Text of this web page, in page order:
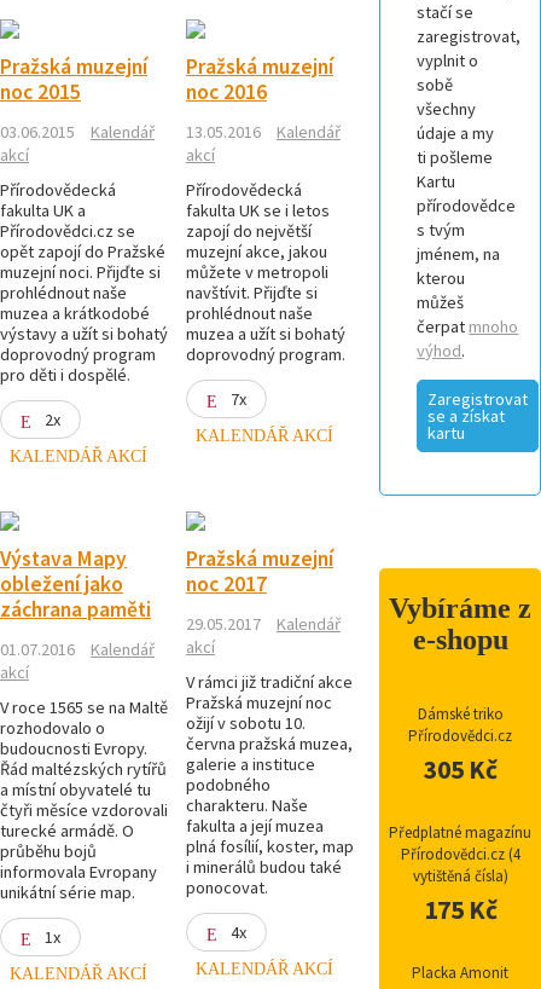
Pražská muzejní
noc 2015
03.06.2015
Kalendář
akcí
Přírodovědecká
fakulta UK a
Přírodovědci.cz se
opět zapojí do Pražské
muzejní noci. Přijďte si
prohlédnout naše
muzea a krátkodobé
výstavy a užít si bohatý
doprovodný program
pro děti i dospělé.
2x
KALENDÁŘ AKCÍ
Pražská muzejní
noc 2016
13.05.2016
Kalendář
akcí
Přírodovědecká
fakulta UK se i letos
zapojí do největší
muzejní akce, jakou
můžete v metropoli
navštívit. Přijďte si
prohlédnout naše
muzea a užít si bohatý
doprovodný program.
7x
KALENDÁŘ AKCÍ
Výstava Mapy
obležení jako
záchrana paměti
01.07.2016
Kalendář
akcí
V roce 1565 se na Maltě
rozhodovalo o
budoucnosti Evropy.
Řád maltézských rytířů
a místní obyvatelé tu
čtyři měsíce vzdorovali
turecké armádě. O
průběhu bojů
informovala Evropany
unikátní série map.
1x
KALENDÁŘ AKCÍ
Pražská muzejní
noc 2017
29.05.2017
Kalendář
akcí
V rámci již tradiční akce
Pražská muzejní noc
ožijí v sobotu 10.
června pražská muzea,
galerie a instituce
podobného
charakteru. Naše
fakulta a její muzea
plná fosílií, koster, map
i minerálů budou také
ponocovat.
4x
KALENDÁŘ AKCÍ
stačí se
zaregistrovat,
vyplnit o
sobě
všechny
údaje a my
ti pošleme
Kartu
přírodovědce
s tvým
jménem, na
kterou
můžeš
čerpat mnoho
výhod.
Zaregistrovat
se a získat
kartu
Vybíráme z
e-shopu
Dámské triko
Přírodovědci.cz
305 Kč
Předplatné magazínu
Přírodovědci.cz (4
vytištěná čísla)
175 Kč
Placka Amonit